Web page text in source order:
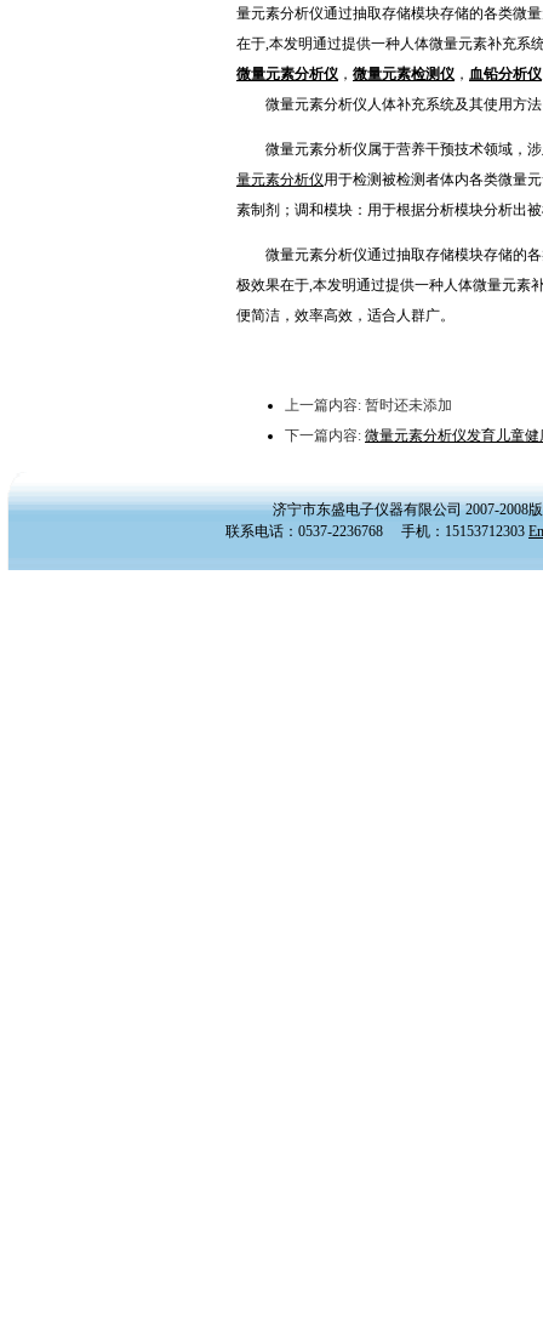
量元素分析仪通过抽取存储模块存储的各类微
在于,本发明通过提供一种人体微量元素补充系
微量元素分析仪 ， 微量元素检测仪 ， 血铅分析仪
微量元素分析仪人体补充系统及其使用方法
微量元素分析仪属于营养干预技术领域，涉
量元素分析仪用于检测被检测者体内各类微量
素制剂；调和模块：用于根据分析模块分析出
微量元素分析仪通过抽取存储模块存储的各
极效果在于,本发明通过提供一种人体微量元素
便简洁，效率高效，适合人群广。
上一篇内容: 暂时还未添加
下一篇内容: 微量元素分析仪发育儿童
济宁市东盛电子仪器有限公司 2007-2008
联系电话：0537-2236768 手机：15153712303